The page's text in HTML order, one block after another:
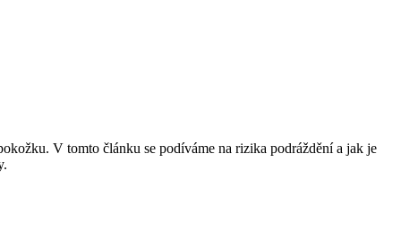
V tomto článku se podíváme na rizika podráždění a jak je